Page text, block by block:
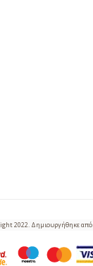
2022. Δημιουργήθηκε από